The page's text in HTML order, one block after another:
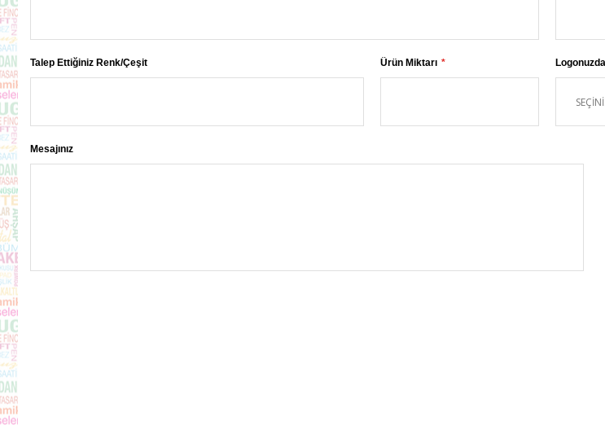
Talep Ettiğiniz Renk/Çeşit Ürün Miktarı
Mesajınız